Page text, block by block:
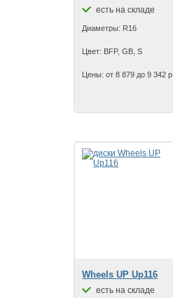
есть на складе
Диаметры: R16
Цвет: BFP, GB, S
Цены: от 8 879 до 9 342 р.
Wheels UP Up116
есть на складе